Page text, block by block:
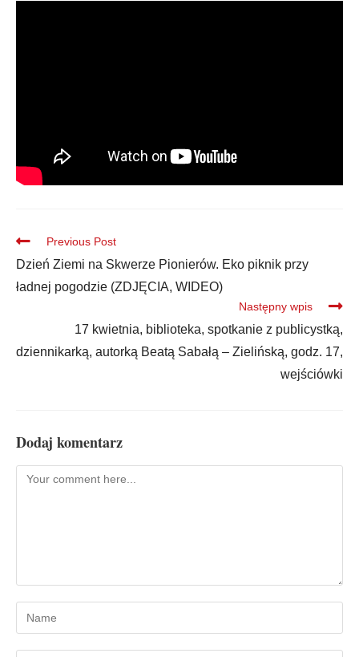
Previous Post
Dzień Ziemi na Skwerze Pionierów. Eko piknik przy
ładnej pogodzie (ZDJĘCIA, WIDEO)
Następny wpis
17 kwietnia, biblioteka, spotkanie z publicystką,
dziennikarką, autorką Beatą Sabałą – Zielińską, godz. 17,
wejściówki
Dodaj komentarz